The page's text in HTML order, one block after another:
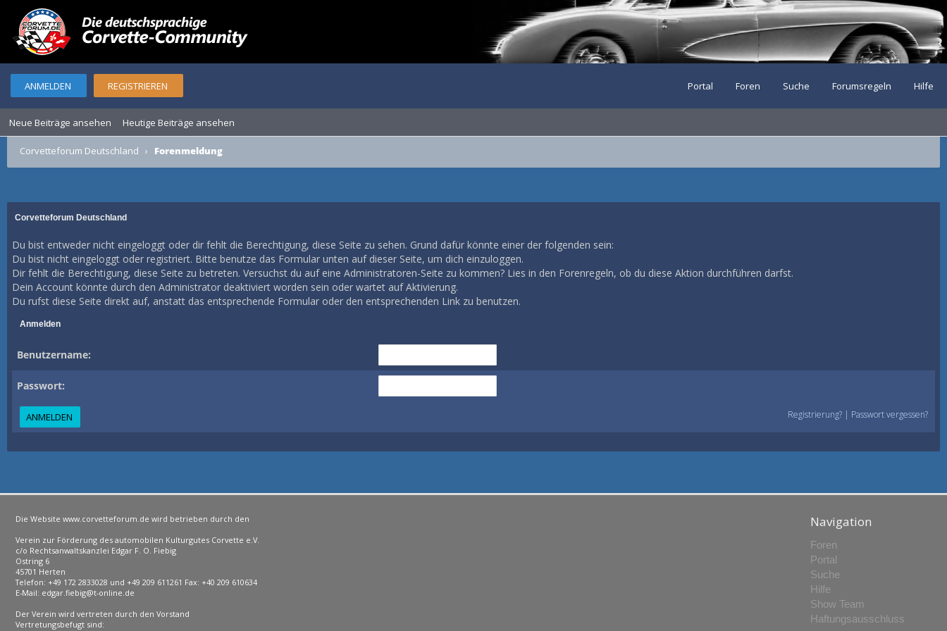
ANMELDEN REGISTRIEREN Portal Foren Suche Forumsregeln Hilfe
Neue Beiträge ansehen Heutige Beiträge ansehen
Corvetteforum Deutschland › Forenmeldung
Corvetteforum Deutschland
Du bist entweder nicht eingeloggt oder dir fehlt die Berechtigung, diese Seite zu sehen. Grund dafür könnte einer der folgenden sein:
Du bist nicht eingeloggt oder registriert. Bitte benutze das Formular unten auf dieser Seite, um dich einzuloggen.
Dir fehlt die Berechtigung, diese Seite zu betreten. Versuchst du auf eine Administratoren-Seite zu kommen? Lies in den Forenregeln, ob du diese Aktion durchführen darfst.
Dein Account könnte durch den Administrator deaktiviert worden sein oder wartet auf Aktivierung.
Du rufst diese Seite direkt auf, anstatt das entsprechende Formular oder den entsprechenden Link zu benutzen.
Anmelden
Benutzername:
Passwort:
Registrierung? | Passwort vergessen?
Navigation
Foren
Portal
Suche
Hilfe
Show Team
Haftungsausschluss
Die Website www.corvetteforum.de wird betrieben durch den
Verein zur Förderung des automobilen Kulturgutes Corvette e.V.
c/o Rechtsanwaltskanzlei Edgar F. O. Fiebig
Ostring 6
45701 Herten
Telefon: +49 172 2833028 und +49 209 611261 Fax: +40 209 610634
E-Mail: edgar.fiebig@t-online.de
Der Verein wird vertreten durch den Vorstand
Vertretungsbefugt sind: